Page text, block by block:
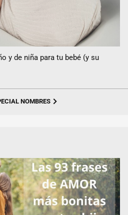
y de niña para tu bebé (y su
NOMBRES